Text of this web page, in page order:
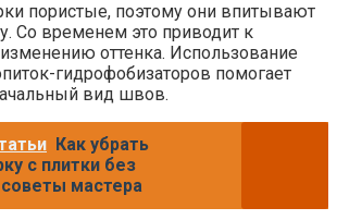
пористые, поэтому они впитывают
Со временем это приводит к
оттенка. Использование
гидрофобизаторов помогает
вид швов.
Как убрать
с плитки без
мастера